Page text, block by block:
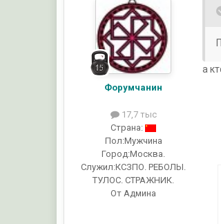
Форумчанин
17,7 тыс
Страна:
Пол:Мужчина
Город:Москва.
Служил:КСЗПО. РЕБОЛЫ.
ТУЛОС. СТРАЖНИК.
От Админа
а